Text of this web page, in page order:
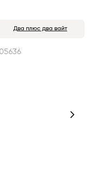
Два плюс два вайт